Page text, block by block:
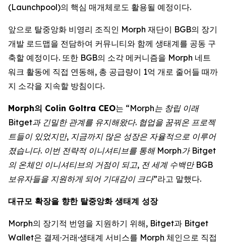
(Launchpool)의 핵심 매개체로도 활용될 예정이다.
앞으로 탈중앙화 비영리 조직인 Morph 재단이 BGB의 장기
개발 로드맵을 전담하여 커뮤니티와 함께 생태계를 공동 구
축할 예정이다. 또한 BGB의 소각 메커니즘을 Morph 네트
워크 활동에 직접 연동해, 총 공급량이 1억 개로 줄어들 때까
지 소각을 지속할 방침이다.
Morph의 Colin Goltra CEO는 “Morph는 창립 이래
Bitget과 긴밀한 관계를 유지해왔다. 협업을 꿈꿔온 프로젝
트들이 있었지만, 지금까지 많은 성장은 자율적으로 이루어
졌습니다. 이번 전략적 이니셔티브를 통해 Morph가 Bitget
의 온체인 이니셔티브의 거점이 되고, 전 세계 수백만 BGB
보유자들을 지원하게 되어 기대감이 크다”라고 말했다.
대규모 확장을 향한 탈중앙화 생태계 성장
Morph의 장기적 번영을 지원하기 위해, Bitget과 Bitget
Wallet은 결제·거래·생태계 서비스를 Morph 체인으로 직접